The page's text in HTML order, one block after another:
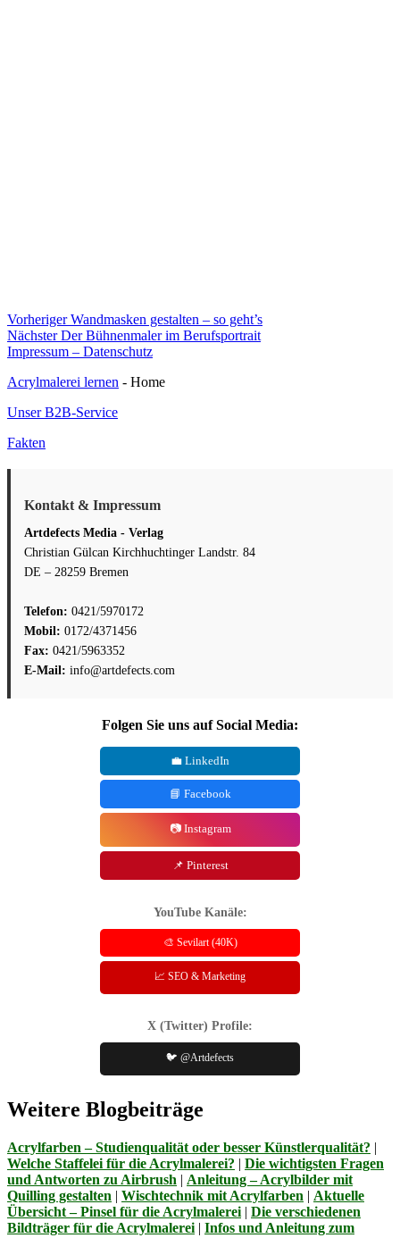
Beitragsnavigation
Vorheriger Vorheriger
Beitrag:
Wandmasken gestalten – so geht’s
Nächster Nächster
Beitrag:
Der Bühnenmaler im Berufsportrait
Impressum – Datenschutz
Acrylmalerei lernen - Home
Unser B2B-Service
Fakten
Kontakt & Impressum
Artdefects Media - Verlag
Christian Gülcan Kirchhuchtinger Landstr. 84
DE – 28259 Bremen
Telefon: 0421/5970172
Mobil: 0172/4371456
Fax: 0421/5963352
E-Mail: info@artdefects.com
Folgen Sie uns auf Social Media:
💼 LinkedIn
📘 Facebook
📷 Instagram
📌 Pinterest
YouTube Kanäle:
🎨 Sevilart (40K)
📈 SEO & Marketing
X (Twitter) Profile:
🐦 @Artdefects
Weitere Blogbeiträge
Acrylfarben – Studienqualität oder besser Künstlerqualität? |
Welche Staffelei für die Acrylmalerei? | Die wichtigsten Fragen
und Antworten zu Airbrush | Anleitung – Acrylbilder mit
Quilling gestalten | Wischtechnik mit Acrylfarben | Aktuelle
Übersicht – Pinsel für die Acrylmalerei | Die verschiedenen
Bildträger für die Acrylmalerei | Infos und Anleitung zum